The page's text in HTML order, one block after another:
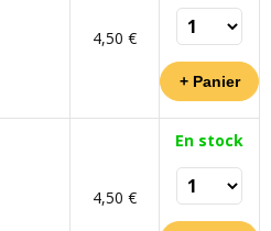
4,50 €
4,50 €
En stock